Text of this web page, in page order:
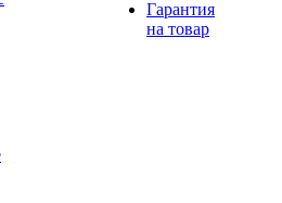
Гарантия
на товар